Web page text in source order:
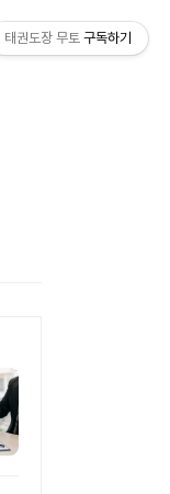
태권도장 무토 구독하기